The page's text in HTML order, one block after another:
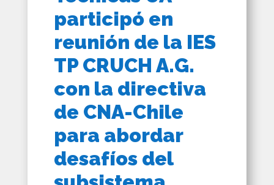
participó en
reunión de la IES
TP CRUCH A.G.
con la directiva
de CNA-Chile
para abordar
desafíos del